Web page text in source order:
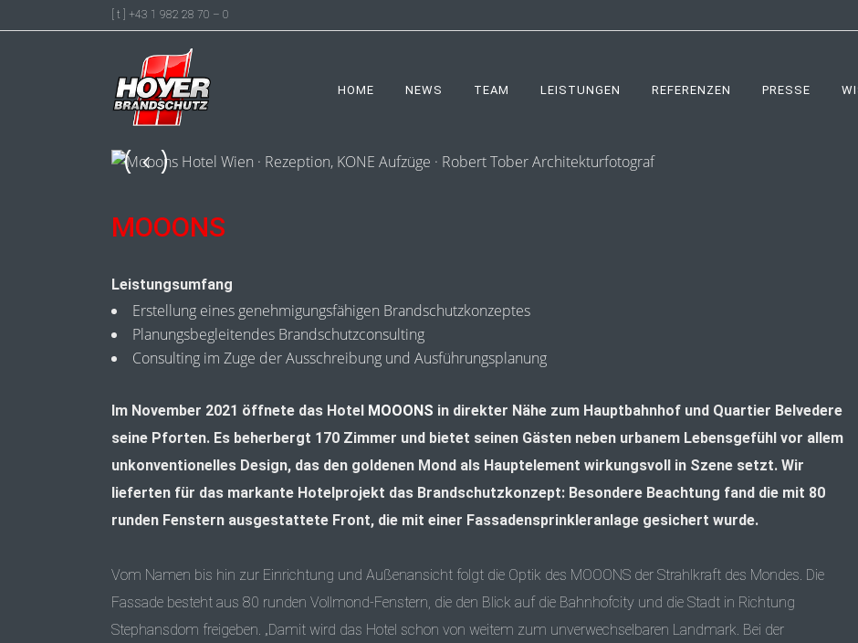
[ t ] +43 1 982 28 70 – 0
HOME NEWS TEAM LEISTUNGEN REFERENZEN PRESSE
MOOONS
Leistungsumfang
Erstellung eines genehmigungsfähigen Brandschutzkonzeptes
Planungsbegleitendes Brandschutzconsulting
Consulting im Zuge der Ausschreibung und Ausführungsplanung
Im November 2021 öffnete das Hotel MOOONS in direkter Nähe zum Hauptbahnhof und Quartier Belvedere
seine Pforten. Es beherbergt 170 Zimmer und bietet seinen Gästen neben urbanem Lebensgefühl vor allem
unkonventionelles Design, das den goldenen Mond als Hauptelement wirkungsvoll in Szene setzt. Wir
lieferten für das markante Hotelprojekt das Brandschutzkonzept: Besondere Beachtung fand die mit 80
runden Fenstern ausgestattete Front, die mit einer Fassadensprinkleranlage gesichert wurde.
Vom Namen bis hin zur Einrichtung und Außenansicht folgt die Optik des MOOONS der Strahlkraft des Mondes. Die
Fassade besteht aus 80 runden Vollmond-Fenstern, die den Blick auf die Bahnhofcity und die Stadt in Richtung
Stephansdom freigeben. „Damit wird das Hotel schon von weitem zum unverwechselbaren Landmark. Bei der